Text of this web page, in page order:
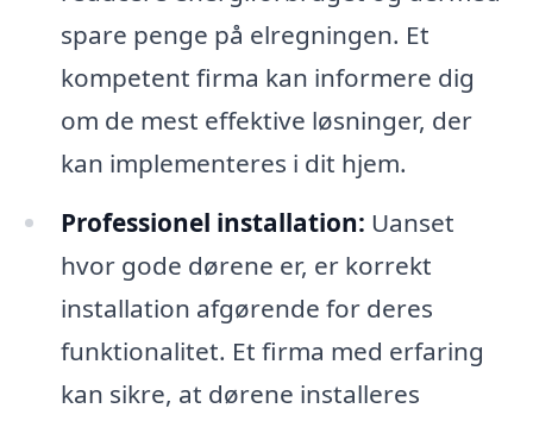
spare penge på elregningen. Et
kompetent firma kan informere dig
om de mest effektive løsninger, der
kan implementeres i dit hjem.
Professionel installation: Uanset
hvor gode dørene er, er korrekt
installation afgørende for deres
funktionalitet. Et firma med erfaring
kan sikre, at dørene installeres